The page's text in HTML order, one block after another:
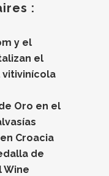
:
y el
el
Oro en el
Croacia
de
Wine